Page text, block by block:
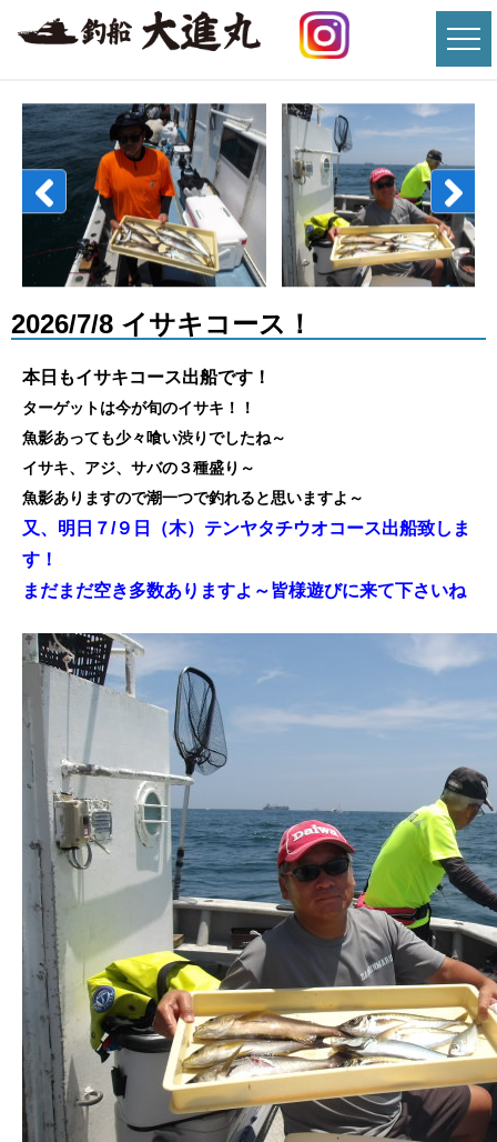
2026/7/8 イサキコース！
本日もイサキコース出船です！
ターゲットは今が旬のイサキ！！
魚影あっても少々喰い渋りでしたね～
イサキ、アジ、サバの３種盛り～
魚影ありますので潮一つで釣れると思いますよ～
又、明日７/９日（木）テンヤタチウオコース出船致しま
す！
まだまだ空き多数ありますよ～皆様遊びに来て下さいね